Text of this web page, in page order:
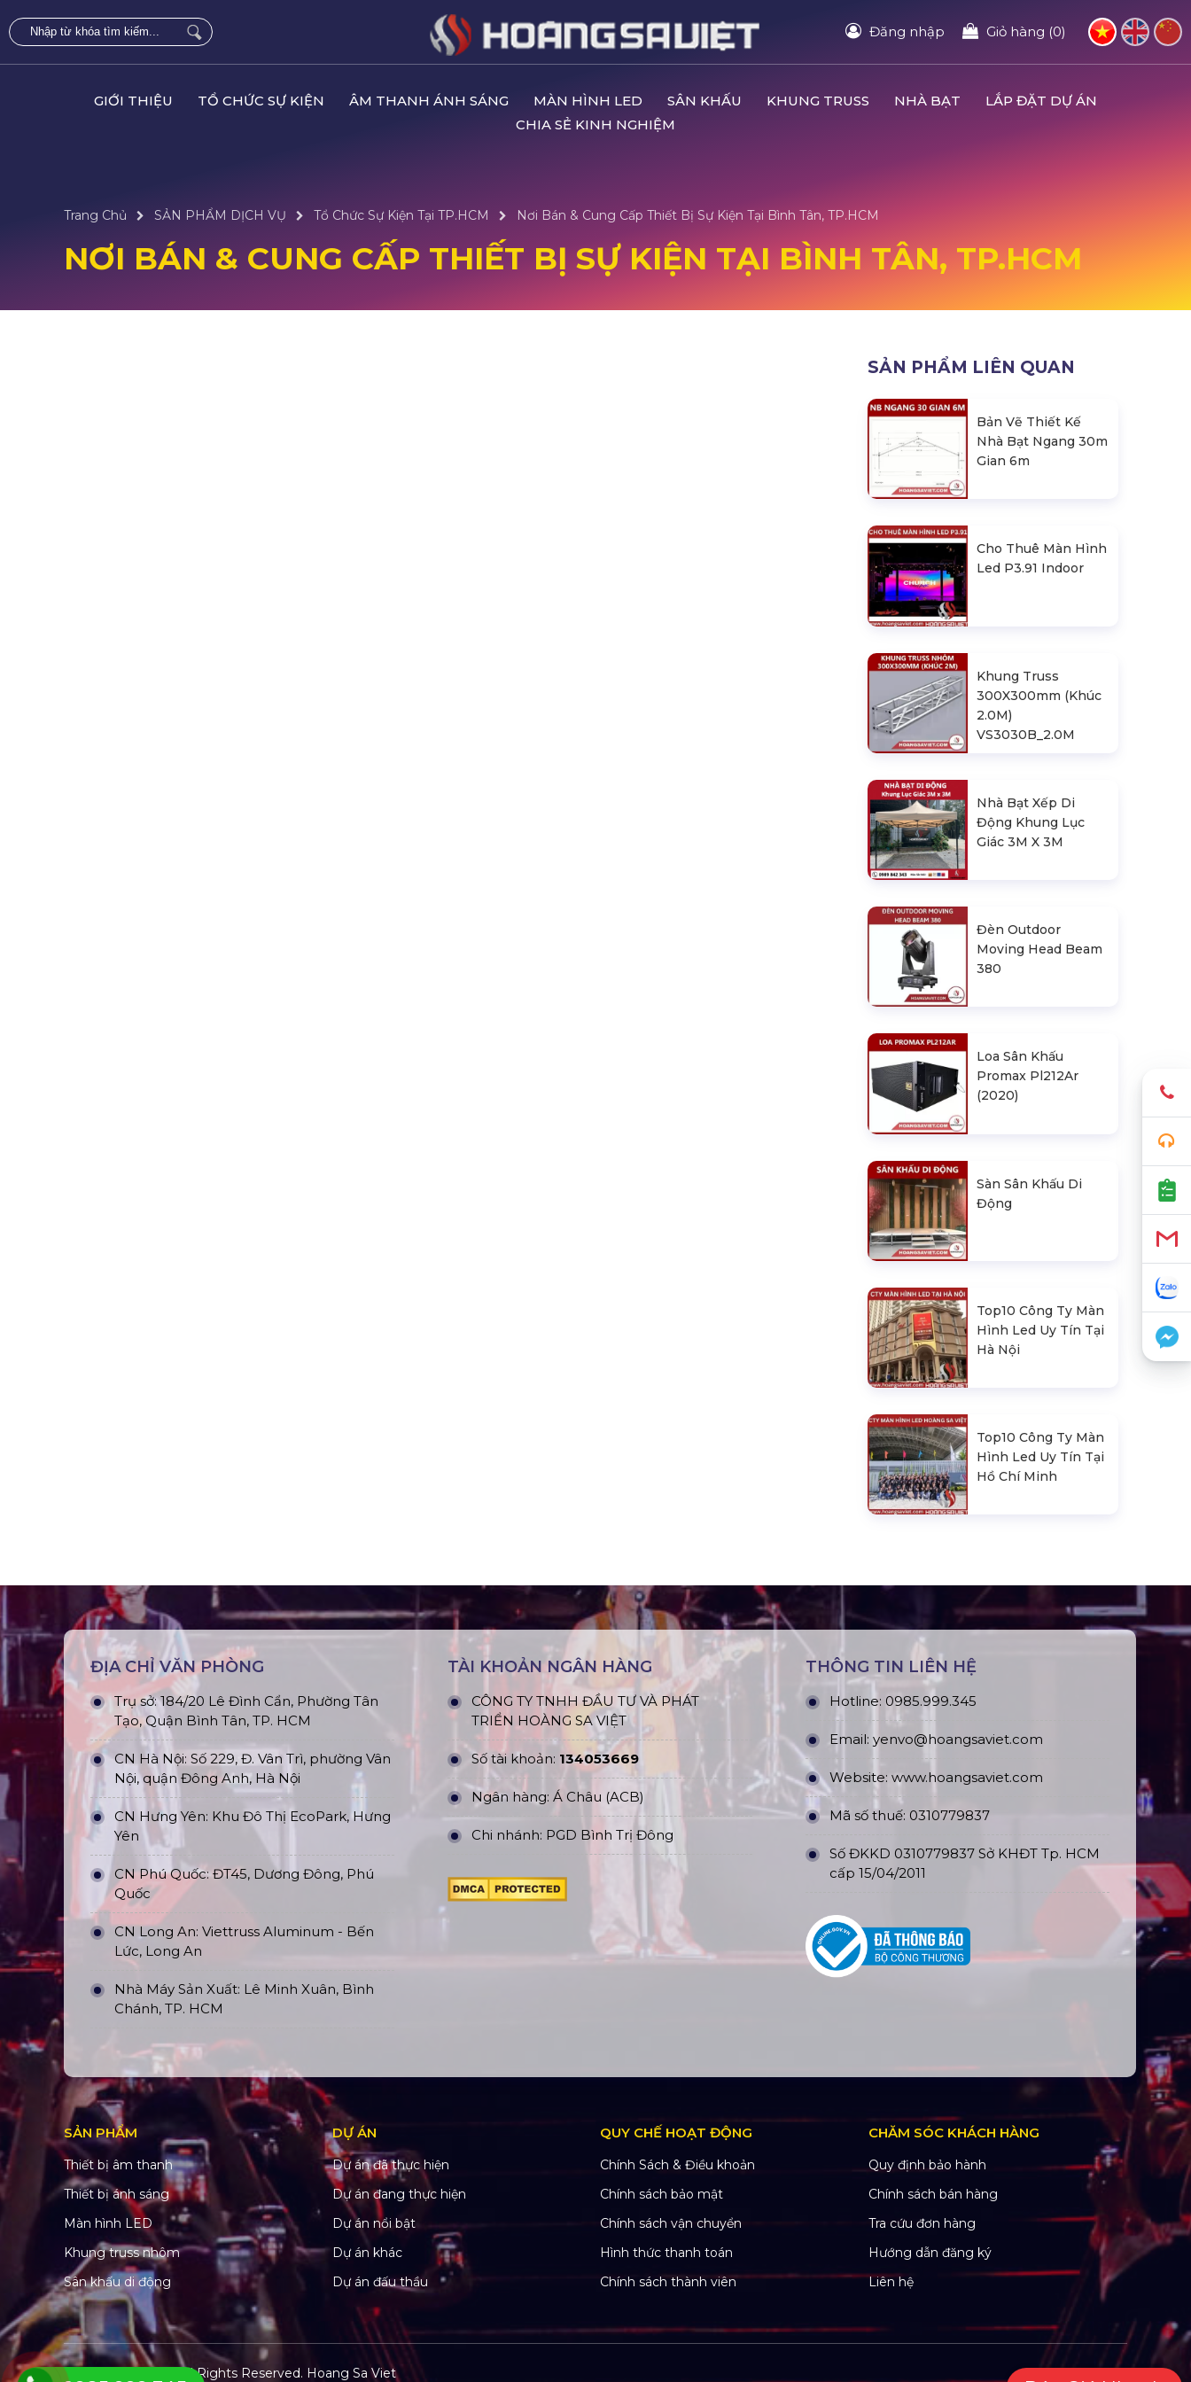
Đăng nhập Giỏ hàng (0)
GIỚI THIỆU TỔ CHỨC SỰ KIỆN ÂM THANH ÁNH SÁNG MÀN HÌNH LED SÂN KHẤU KHUNG TRUSS NHÀ BẠT
LẮP ĐẶT DỰ ÁN
CHIA SẺ KINH NGHIỆM
Trang Chủ SẢN PHẨM DỊCH VỤ Tổ Chức Sự Kiện Tại TP.HCM Nơi Bán & Cung Cấp Thiết Bị Sự Kiện Tại Bình Tân, TP.HCM
NƠI BÁN & CUNG CẤP THIẾT BỊ SỰ KIỆN TẠI BÌNH TÂN, TP.HCM
SẢN PHẨM LIÊN QUAN
Bản Vẽ Thiết Kế
Nhà Bạt Ngang 30m
Gian 6m
Cho Thuê Màn Hình
Led P3.91 Indoor
Khung Truss
300X300mm (Khúc
2.0M)
VS3030B_2.0M
Nhà Bạt Xếp Di
Động Khung Lục
Giác 3M X 3M
Đèn Outdoor
Moving Head Beam
380
Loa Sân Khấu
Promax Pl212Ar
(2020)
Sàn Sân Khấu Di
Động
Top10 Công Ty Màn
Hình Led Uy Tín Tại
Hà Nội
Top10 Công Ty Màn
Hình Led Uy Tín Tại
Hồ Chí Minh
ĐỊA CHỈ VĂN PHÒNG
Trụ sở: 184/20 Lê Đình Cẩn, Phường Tân
Tạo, Quận Bình Tân, TP. HCM
CN Hà Nội: Số 229, Đ. Vân Trì, phường Vân
Nội, quận Đông Anh, Hà Nội
CN Hưng Yên: Khu Đô Thị EcoPark, Hưng
Yên
CN Phú Quốc: ĐT45, Dương Đông, Phú
Quốc
CN Long An: Viettruss Aluminum - Bến
Lức, Long An
Nhà Máy Sản Xuất: Lê Minh Xuân, Bình
Chánh, TP. HCM
TÀI KHOẢN NGÂN HÀNG
CÔNG TY TNHH ĐẦU TƯ VÀ PHÁT
TRIỂN HOÀNG SA VIỆT
Số tài khoản: 134053669
Ngân hàng: Á Châu (ACB)
Chi nhánh: PGD Bình Trị Đông
THÔNG TIN LIÊN HỆ
Hotline: 0985.999.345
Email: yenvo@hoangsaviet.com
Website: www.hoangsaviet.com
Mã số thuế: 0310779837
Số ĐKKD 0310779837 Sở KHĐT Tp. HCM
cấp 15/04/2011
SẢN PHẨM
Thiết bị âm thanh
Thiết bị ánh sáng
Màn hình LED
Khung truss nhôm
Sân khấu di động
DỰ ÁN
Dự án đã thực hiện
Dự án đang thực hiện
Dự án nổi bật
Dự án khác
Dự án đấu thầu
QUY CHẾ HOẠT ĐỘNG
Chính Sách & Điều khoản
Chính sách bảo mật
Chính sách vận chuyển
Hình thức thanh toán
Chính sách thành viên
CHĂM SÓC KHÁCH HÀNG
Quy định bảo hành
Chính sách bán hàng
Tra cứu đơn hàng
Hướng dẫn đăng ký
Liên hệ
© Copyright 2022. All Rights Reserved. Hoang Sa Viet